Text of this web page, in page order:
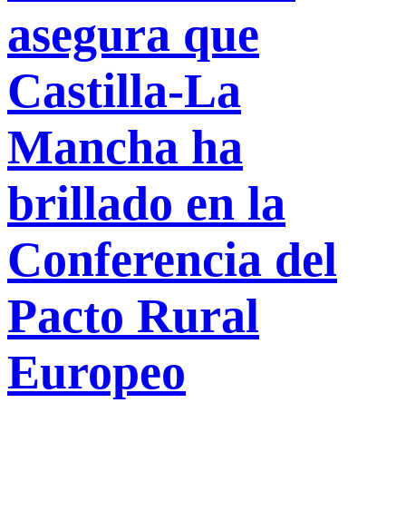
asegura que
Castilla-La
Mancha ha
brillado en la
Conferencia del
Pacto Rural
Europeo